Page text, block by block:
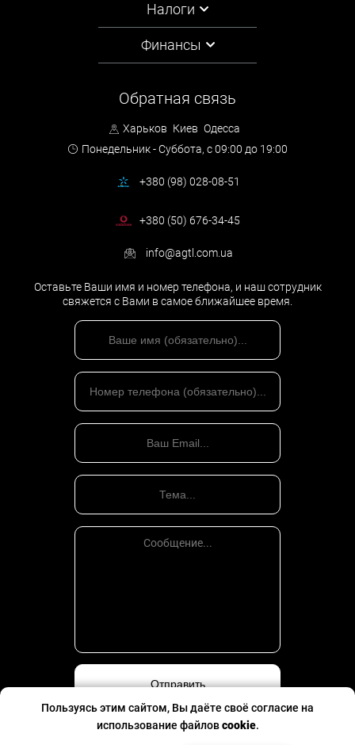
Налоги
Финансы
Обратная связь
Харьков Киев Одесса
Понедельник - Суббота, с 09:00 до 19:00
+380 (98) 028-08-51
+380 (50) 676-34-45
info@agtl.com.ua
Оставьте Ваши имя и номер телефона, и наш сотрудник
свяжется с Вами в самое ближайшее время.
Политика конфиденциальности
Пользуясь этим сайтом, Вы даёте своё согласие на
использование файловcookie.